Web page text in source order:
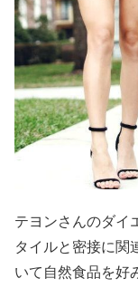
テヨンさんのダイ
タイルと密接に関
いて自然食品を好